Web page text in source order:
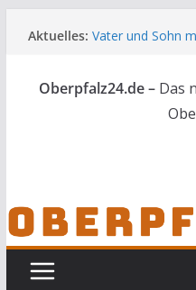
Inhalt
Aktuelles: Vater und Sohn
Audi prallt gegen
Ortsumgehung
Deutsch-
Oberpfalz24.de – Das